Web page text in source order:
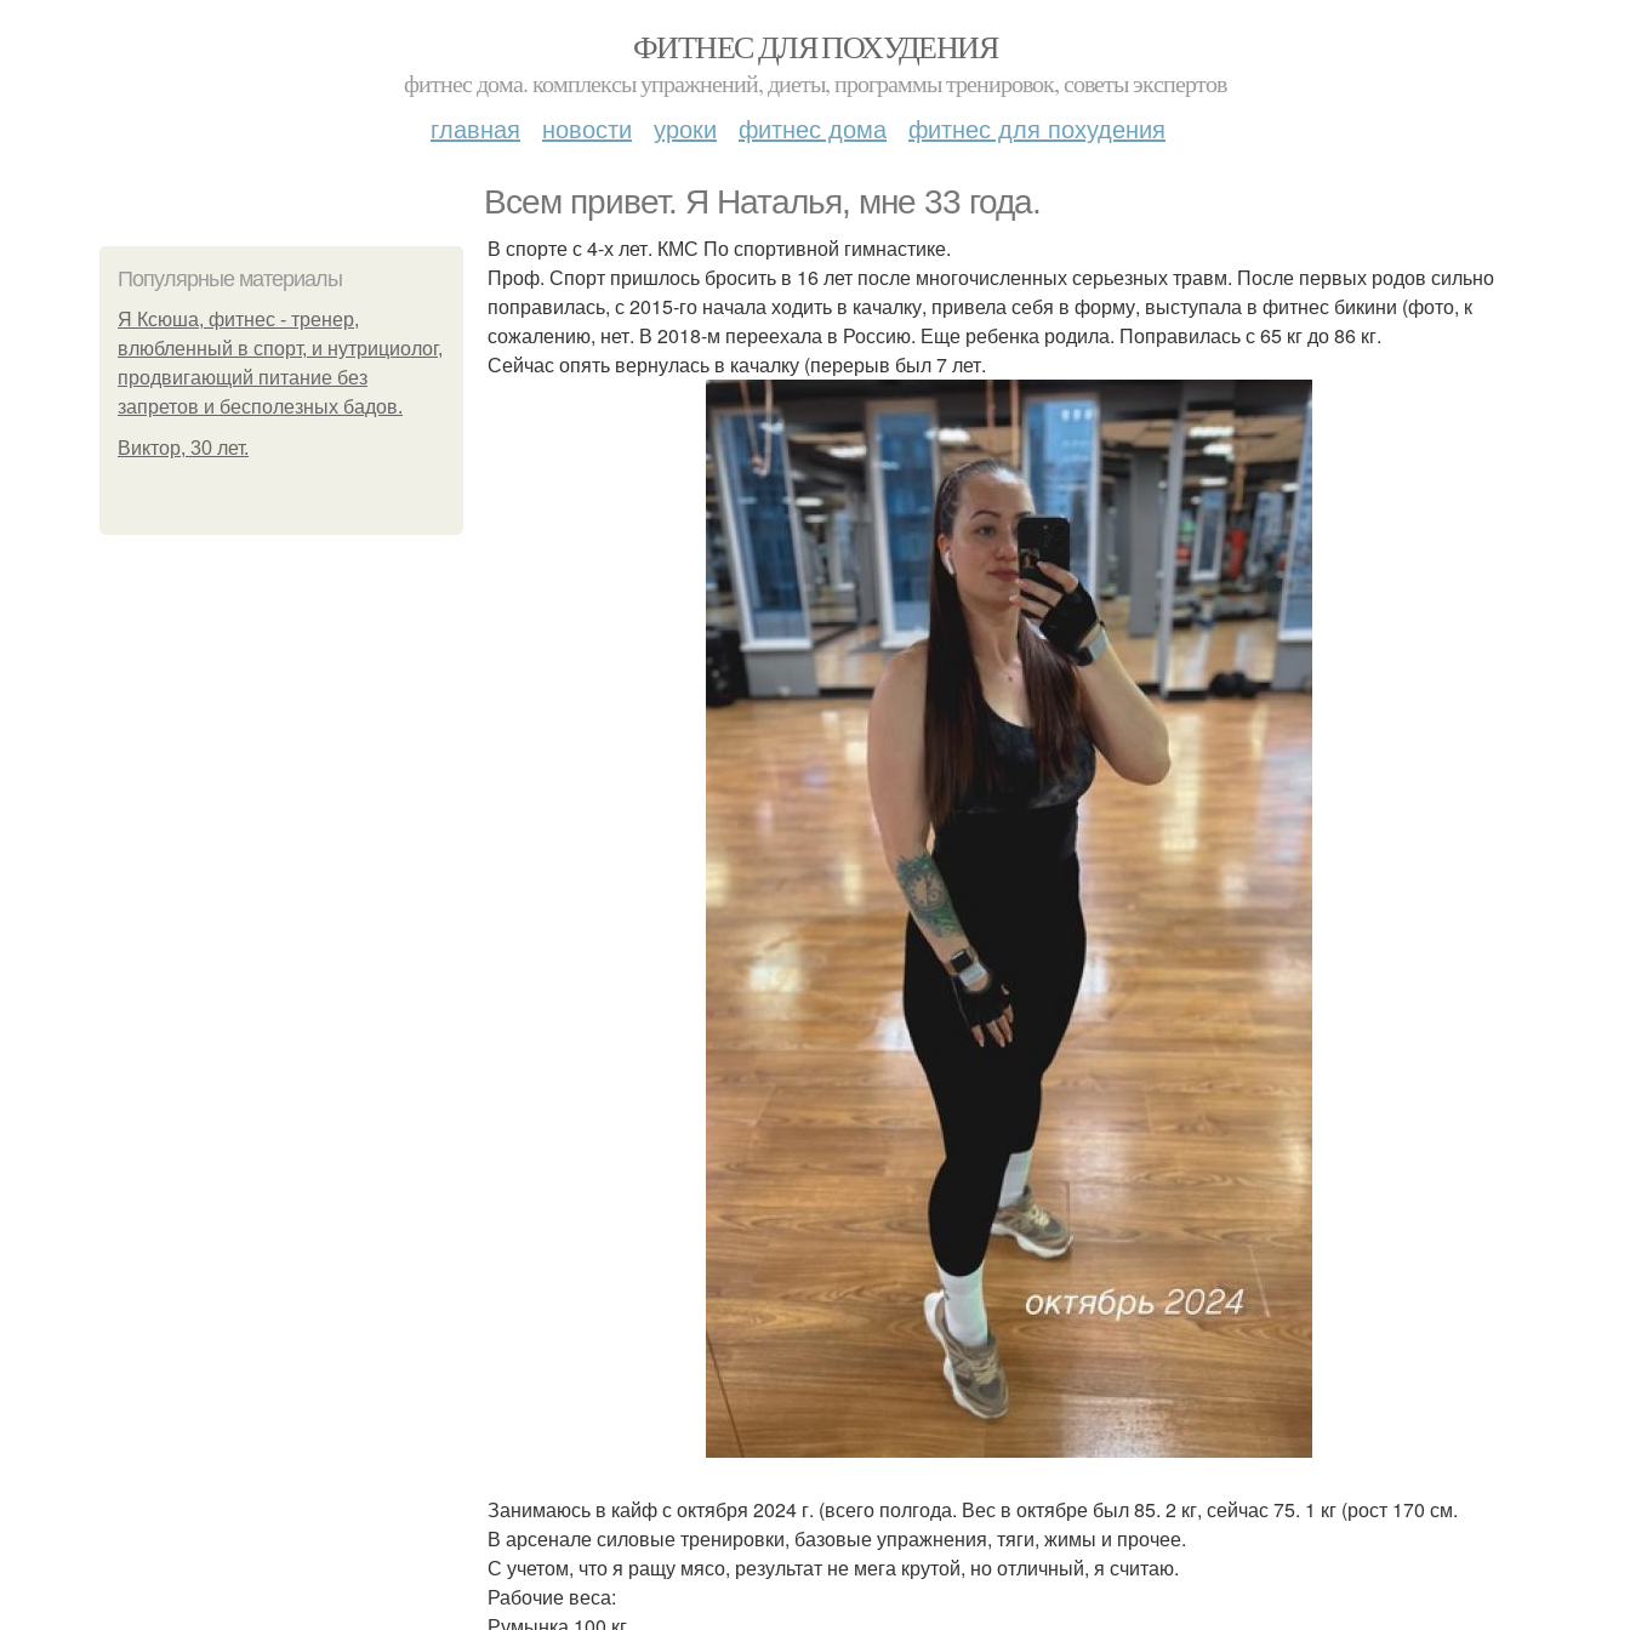
ФИТНЕС ДЛЯ ПОХУДЕНИЯ
фитнес дома. комплексы упражнений, диеты, программы тренировок, советы экспертов
главная новости уроки фитнес дома фитнес для похудения
Всем привет. Я Наталья, мне 33 года.
Популярные материалы
Я Ксюша, фитнес - тренер,
влюбленный в спорт, и нутрициолог,
продвигающий питание без
запретов и бесполезных бадов.
Виктор, 30 лет.
В спорте с 4-х лет. КМС По спортивной гимнастике.
Проф. Спорт пришлось бросить в 16 лет после многочисленных серьезных травм. После первых родов сильно
поправилась, с 2015-го начала ходить в качалку, привела себя в форму, выступала в фитнес бикини (фото, к
сожалению, нет. В 2018-м переехала в Россию. Еще ребенка родила. Поправилась с 65 кг до 86 кг.
Сейчас опять вернулась в качалку (перерыв был 7 лет.
Занимаюсь в кайф с октября 2024 г. (всего полгода. Вес в октябре был 85. 2 кг, сейчас 75. 1 кг (рост 170 см.
В арсенале силовые тренировки, базовые упражнения, тяги, жимы и прочее.
С учетом, что я ращу мясо, результат не мега крутой, но отличный, я считаю.
Рабочие веса: